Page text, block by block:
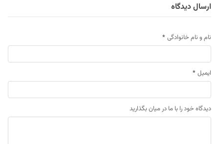
ارسال دیدگاه
نام و نام خانوادگی *
ایمیل *
دیدگاه خود را با ما در میان بگذارید